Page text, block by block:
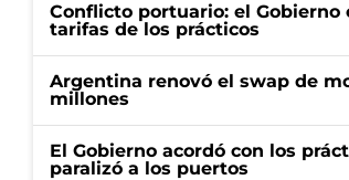
Conflicto portuario: el Gobierno
tarifas de los prácticos
Argentina renovó el swap de
millones
El Gobierno acordó con los
paralizó a los puertos